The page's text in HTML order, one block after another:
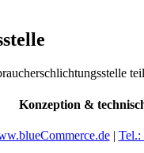
Konzeption &
| Tel.: